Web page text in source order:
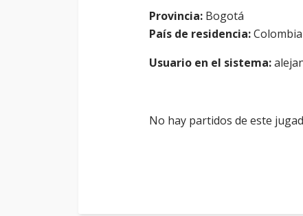
Provincia: Bogotá
País de residencia:Colombia
Usuario en el sistema:
No hay partidos de este